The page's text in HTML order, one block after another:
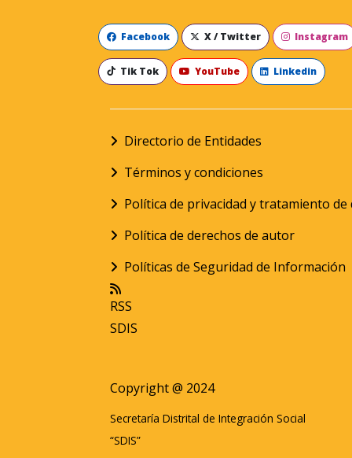
Facebook X / Twitter Instagram
Tik Tok YouTube Linkedin
Directorio de Entidades
Términos y condiciones
Política de privacidad y tratamiento
Política de derechos de autor
Políticas de Seguridad de Información
RSS
SDIS
Copyright @ 2024
Secretaría Distrital de Integración Social
“SDIS”